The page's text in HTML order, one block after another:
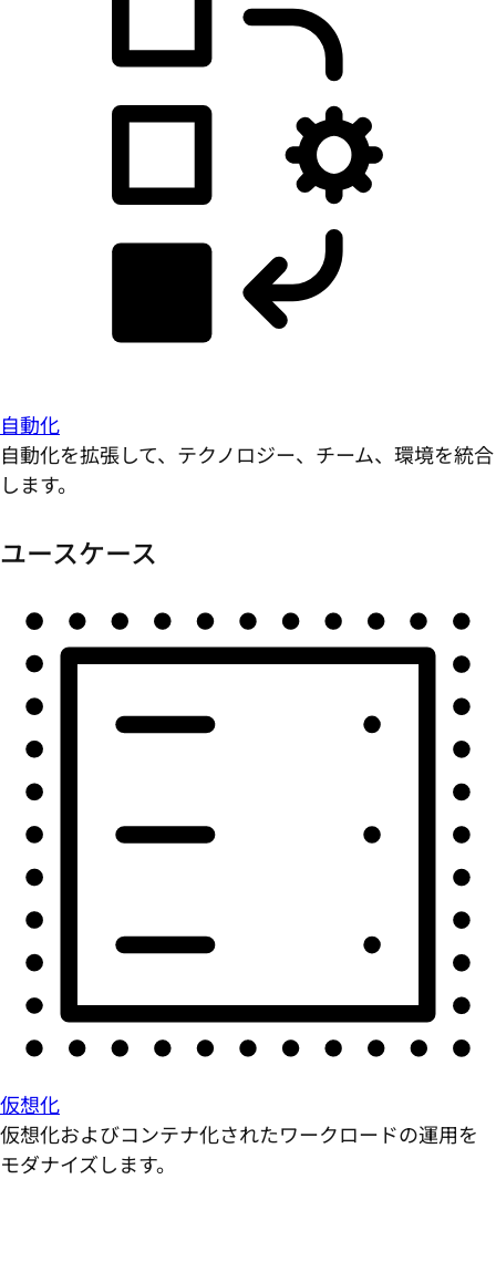
自動化
自動化を拡張して、テクノロジー、チーム、環境を統合
します。
ユースケース
仮想化
仮想化およびコンテナ化されたワークロードの運用を
モダナイズします。